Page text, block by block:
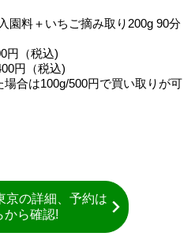
園料＋いちご摘み取り200g 90分
円（税込)
円（税込)
合は100g/500円で買い取りが可
京の詳細、予約は
から確認!